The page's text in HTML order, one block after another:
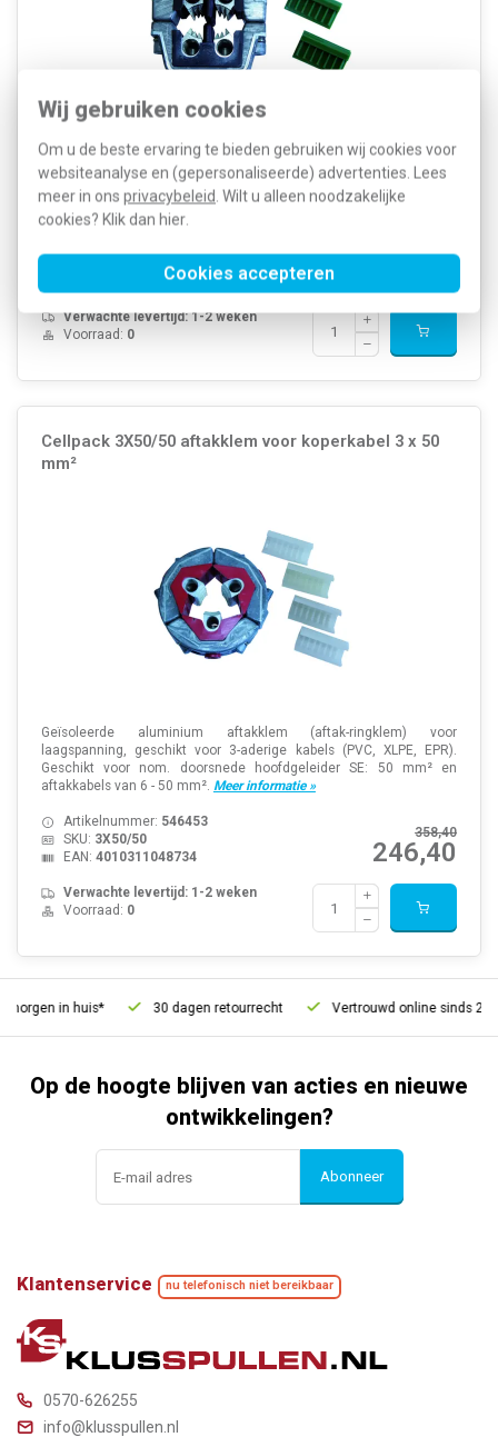
Wij gebruiken cookies
Om u de beste ervaring te bieden gebruiken wij cookies voor
websiteanalyse en (gepersonaliseerde) advertenties. Lees
meer in ons privacybeleid. Wilt u alleen noodzakelijke
cookies? Klik dan hier.
Cookies accepteren
Geïsoleerde aluminium aftakklem (aftak-ringklem) voor
laagspanning, geschikt voor 3- of 4-aderige kabels (PVC, XLPE, EPR).
Geschikt voor nom. doorsnede hoofdgeleider SE: 50 mm² en
aftakkabels van 6 - 50 mm².Meer informatie »
204,97
4010311048819
Verwachte levertijd: 1-2 weken
Voorraad: 0
Cellpack 3X50/50 aftakklem voor koperkabel 3 x 50
mm²
Geïsoleerde aluminium aftakklem (aftak-ringklem) voor
laagspanning, geschikt voor 3-aderige kabels (PVC, XLPE, EPR).
Geschikt voor nom. doorsnede hoofdgeleider SE: 50 mm² en
aftakkabels van 6 - 50 mm². Meer informatie »
358,40
246,40
Artikelnummer: 546453
SKU: 3X50/50
EAN: 4010311048734
Verwachte levertijd: 1-2 weken
Voorraad: 0
in huis* 30 dagen retourrecht Vertrouwd online sinds 2006
Op de hoogte blijven van acties en nieuwe
ontwikkelingen?
Abonneer
Klantenservice nu telefonisch niet bereikbaar
0570-626255
info@klusspullen.nl